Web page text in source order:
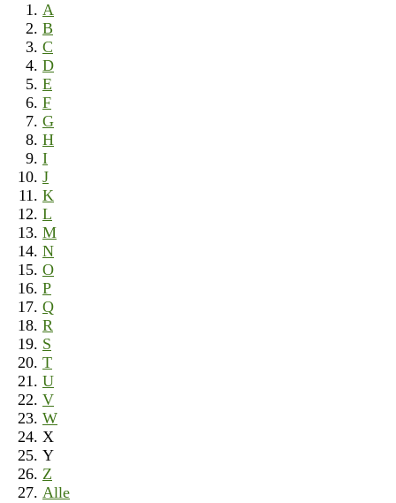
A
B
C
D
E
F
G
H
I
J
K
L
M
N
O
P
Q
R
S
T
U
V
W
X
Y
Z
Alle